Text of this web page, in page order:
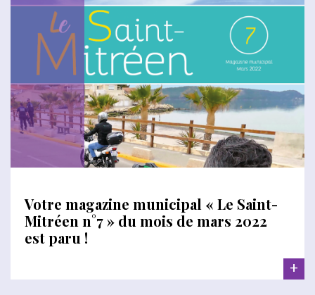
Votre magazine municipal « Le Saint-
Mitréen n°7 » du mois de mars 2022
est paru !
+